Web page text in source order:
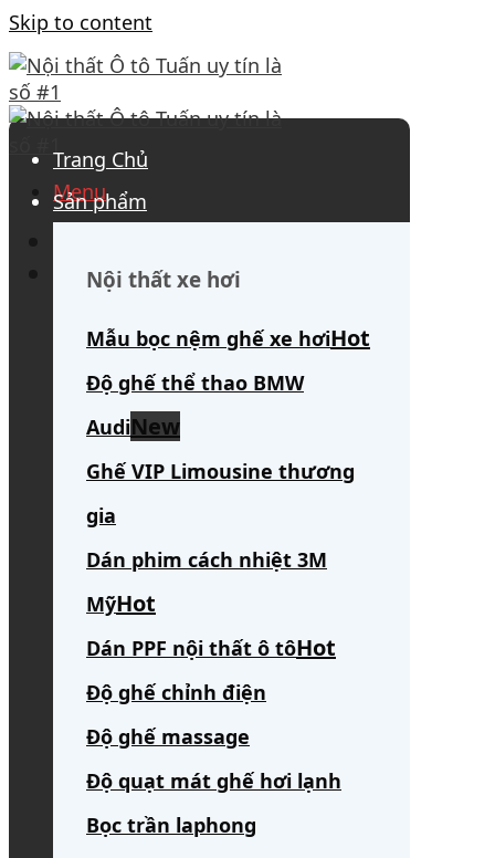
Skip to content
Menu
Search for:
Trang Chủ
Sản phẩm
Nội thất xe hơi
Mẫu bọc nệm ghế xe hơi
Độ ghế thể thao BMW
Audi
Ghế VIP Limousine thương
gia
Dán phim cách nhiệt 3M
Mỹ
Dán PPF nội thất ô tô
Độ ghế chỉnh điện
Độ ghế massage
Độ quạt mát ghế hơi lạnh
Bọc trần laphong